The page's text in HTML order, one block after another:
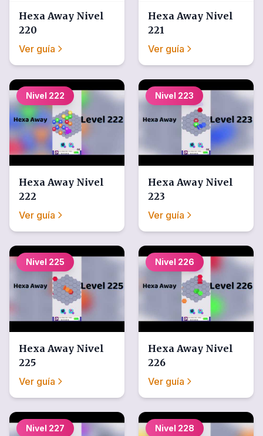
Hexa Away Nivel
220
Ver guía
Hexa Away Nivel
221
Ver guía
Nivel 222
Hexa Away Nivel
222
Ver guía
Nivel 223
Hexa Away Nivel
223
Ver guía
Nivel 225
Hexa Away Nivel
225
Ver guía
Nivel 226
Hexa Away Nivel
226
Ver guía
Nivel 227 Nivel 228